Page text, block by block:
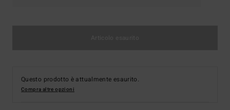
Questo prodotto è attualmente esaurito.
Compra altre opzioni